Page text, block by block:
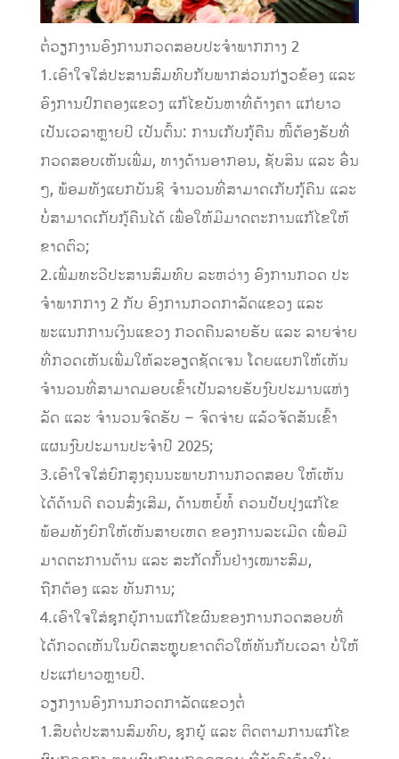
ຕໍ່ວຽກງານອົງການກວດສອບປະຈຳພາກກາງ 2
1.ເອົາໃຈໃສ່ປະສານສົມທົບກັບພາກສ່ວນກ່ຽວຂ້ອງ ແລະ
ອົງການປົກຄອງແຂວງ ແກ້ໄຂບັນຫາທີ່ຄ້າງຄາ ແກ່ຍາວ
ເປັນເວລາຫຼາຍປີ ເປັນຕົ້ນ: ການເກັບກູ້ຄືນ ໜີ້ຕ້ອງຮັບທີ່
ກວດສອບເຫັນເພີ່ມ, ທາງດ້ານອາກອນ, ຊັບສິນ ແລະ ອື່ນ
ໆ, ພ້ອມທັງແຍກບັນຊີ ຈໍານວນທີ່ສາມາດເກັບກູ້ຄືນ ແລະ
ບໍ່ສາມາດເກັບກູ້ຄືນໄດ້ ເພື່ອໃຫ້ມີມາດຕະການແກ້ໄຂໃຫ້
ຂາດຕົວ;
2.ເພີ່ມທະວີປະສານສົມທົບ ລະຫວ່າງ ອົງການກວດ ປະ
ຈໍາພາກກາງ 2 ກັບ ອົງການກວດກາລັດແຂວງ ແລະ
ພະແນກການເງິນແຂວງ ກວດຄືນລາຍຮັບ ແລະ ລາຍຈ່າຍ
ທີ່ກວດເຫັນເພີ່ມໃຫ້ລະອຽດຊັດເຈນ ໂດຍແຍກໃຫ້ເຫັນ
ຈຳນວນທີ່ສາມາດມອບເຂົ້າເປັນລາຍຮັບງົບປະມານແຫ່ງ
ລັດ ແລະ ຈຳນວນຈົດຮັບ – ຈົດຈ່າຍ ແລ້ວຈັດສັນເຂົ້າ
ແຜນງົບປະມານປະຈຳປີ 2025;
3.ເອົາໃຈໃສ່ຍົກສູງຄຸນນະພາບການກວດສອບ ໃຫ້ເຫັນ
ໄດ້ດ້ານດີ ຄວນສົ່ງເສີມ, ດ້ານຫຍໍ້ທໍ້ ຄວນປັບປຸງແກ້ໄຂ
ພ້ອມທັງຍົກໃຫ້ເຫັນສາຍເຫດ ຂອງການລະເມີດ ເພື່ອມີ
ມາດຕະການຕ້ານ ແລະ ສະກັດກັ້ນຢ່າງເໝາະສົມ,
ຖືກຕ້ອງ ແລະ ທັນການ;
4.ເອົາໃຈໃສ່ຊຸກຍູ້ການແກ້ໄຂຜົນຂອງການກວດສອບທີ່
ໄດ້ກວດເຫັນໃນບົດສະຫຼຸບຂາດຕົວໃຫ້ທັນກັບເວລາ ບໍ່ໃຫ້
ປະແກ່ຍາວຫຼາຍປີ.
ວຽກງານອົງການກວດກາລັດແຂວງຕໍ່
1.ສືບຕໍ່ປະສານສົມທົບ, ຊຸກຍູ້ ແລະ ຕິດຕາມການແກ້ໄຂ